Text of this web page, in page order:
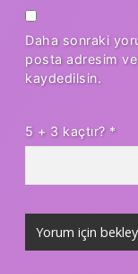
Daha sonraki
posta adresim
kaydedilsin.
5 + 3 kaçtır? *